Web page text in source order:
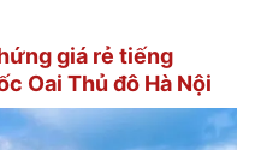
giá rẻ tiếng
Oai Thủ đô Hà Nội